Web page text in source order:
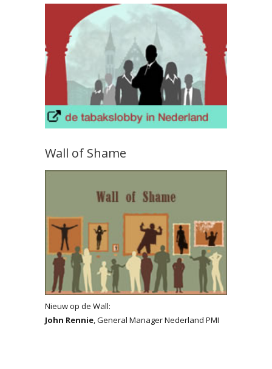
Wall of Shame
Nieuw op de Wall:
John Rennie, General Manager Nederland PMI